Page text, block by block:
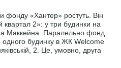
фонду «Хантер» ростуть. Він
квартал 2»: у три будинки на
Маккейна. Паралельно фонд
одного будинку в ЖК Welcome
2. Це, умовно, друга